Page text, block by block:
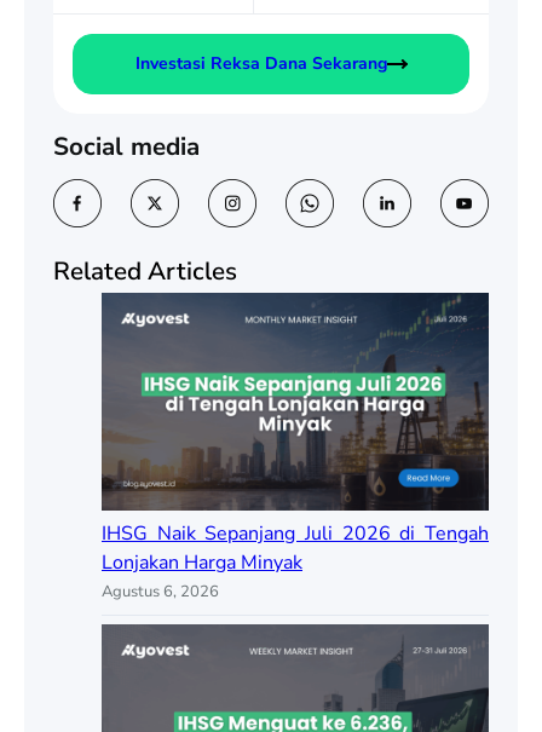
Investasi Reksa Dana Sekarang
Social media
Related Articles
IHSG Naik Sepanjang Juli 2026 di Tengah
Lonjakan Harga Minyak
Agustus 6, 2026